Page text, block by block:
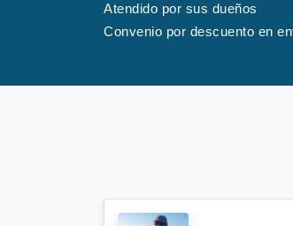
Atendido por sus dueños
Convenio por descuento en